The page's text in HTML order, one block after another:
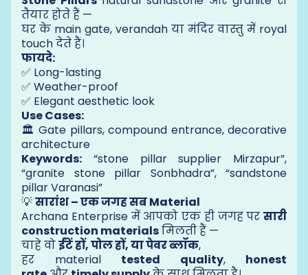
तैयार होते हैं —
घर के main gate, verandah या मंदिर वास्तु में royal
touch देते हैं।
फायदे:
✅ Long-lasting
✅ Weather-proof
✅ Elegant aesthetic look
Use Cases:
🏛️ Gate pillars, compound entrance, decorative
architecture
Keywords: “stone pillar supplier Mirzapur”,
“granite stone pillar Sonbhadra”, “sandstone
pillar Varanasi”
💡सारांश – एक जगह सब Material
Archana Enterprise में आपको एक ही जगह पर सारी
construction materialsमिलती हैं —
चाहे वोईंटें हों, पोल हों, या पेवर ब्लॉक,
हर material tested quality, honest